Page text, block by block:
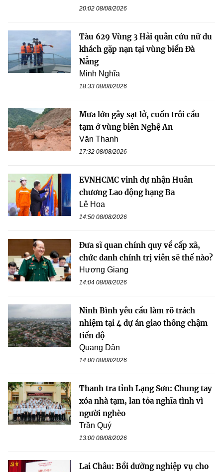
20:02 08/08/2026
Tàu 629 Vùng 3 Hải quân cứu nữ du
khách gặp nạn tại vùng biển Đà
Nẵng
Minh Nghĩa
18:33 08/08/2026
Mưa lớn gây sạt lở, cuốn trôi cầu
tạm ở vùng biên Nghệ An
Văn Thanh
17:32 08/08/2026
EVNHCMC vinh dự nhận Huân
chương Lao động hạng Ba
Lê Hoa
14:50 08/08/2026
Đưa sĩ quan chính quy về cấp xã,
chức danh chính trị viên sẽ thế nào?
Hương Giang
14:04 08/08/2026
Ninh Bình yêu cầu làm rõ trách
nhiệm tại 4 dự án giao thông chậm
tiến độ
Quang Dân
14:00 08/08/2026
Thanh tra tỉnh Lạng Sơn: Chung tay
xóa nhà tạm, lan tỏa nghĩa tình vì
người nghèo
Trần Quý
13:00 08/08/2026
Lai Châu: Bồi dưỡng nghiệp vụ cho